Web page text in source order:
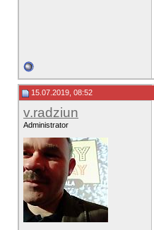
15.07.2019, 08:52
v.radziun
Administrator